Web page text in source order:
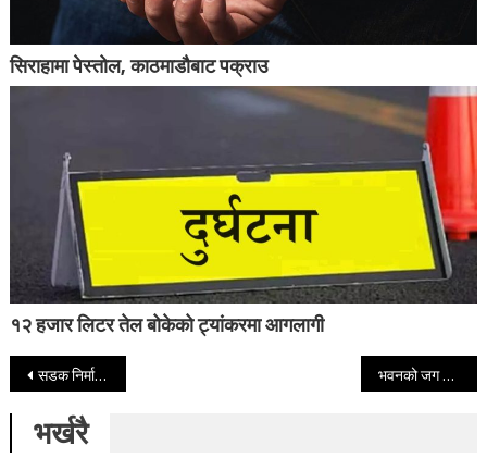
सिराहामा पेस्तोल, काठमाडौबाट पक्राउ
१२ हजार लिटर तेल बोकेको ट्यांकरमा आगलागी
Post navigation
सडक निर्माणको काममा ढिला सुस्ति भवनको जग खन्दा भेटियो २५ तोला सुन, ३० तोला चाँदी
भर्खरै